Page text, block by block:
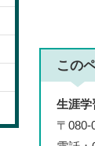
この
生涯学
〒